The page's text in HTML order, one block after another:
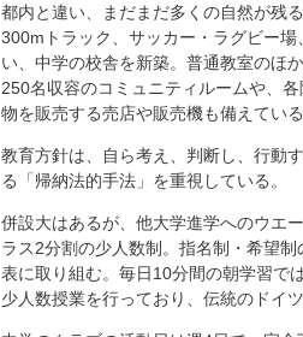
都内と違い、まだまだ多くの自然が残
300mトラック、サッカー・ラグビー
い、中学の校舎を新築。普通教室のほ
250名収容のコミュニティルームや、
物を販売する売店や販売機も備えている
教育方針は、自ら考え、判断し、行動
る「帰納法的手法」を重視している。
併設大はあるが、他大学進学へのウエ
ラス2分割の少人数制。指名制・希望
表に取り組む。毎日10分間の朝学習で
少人数授業を行っており、伝統のドイ